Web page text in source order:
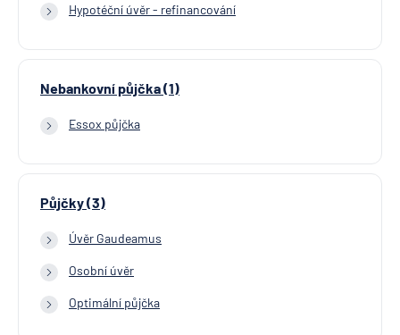
Hypotéční úvěr - refinancování
Nebankovní půjčka (1)
Essox půjčka
Půjčky (3)
Úvěr Gaudeamus
Osobní úvěr
Optimální půjčka